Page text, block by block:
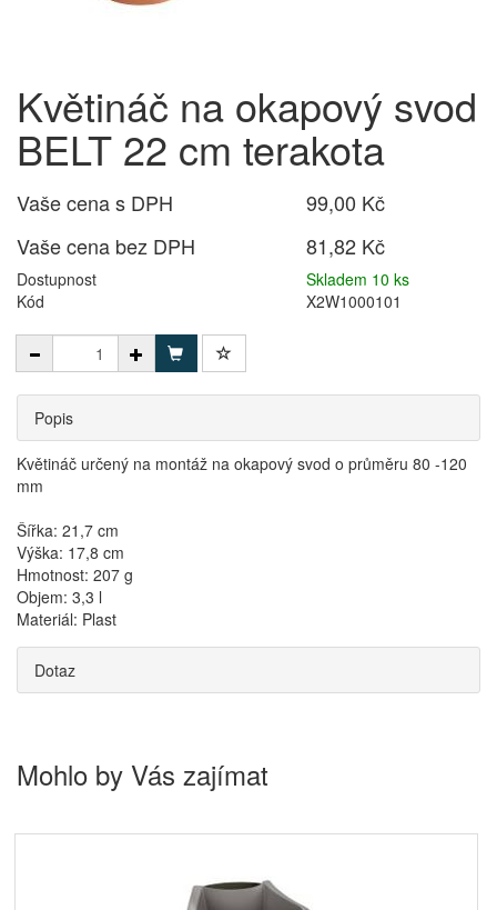
Květináč na okapový svod
BELT 22 cm terakota
Vaše cena s DPH
99,00 Kč
Vaše cena bez DPH
81,82 Kč
Dostupnost
Skladem 10 ks
Kód
X2W1000101
Popis
Květináč určený na montáž na okapový svod o průměru 80 -120
mm
Šířka: 21,7 cm
Výška: 17,8 cm
Hmotnost: 207 g
Objem: 3,3 l
Materiál: Plast
Dotaz
Mohlo by Vás zajímat